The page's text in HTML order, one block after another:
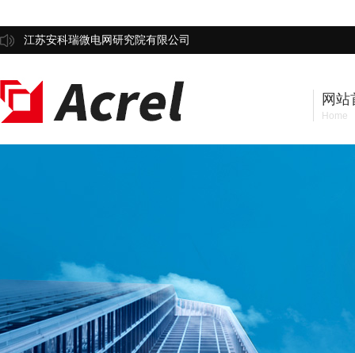
江苏安科瑞微电网研究院有限公司
网站
Home